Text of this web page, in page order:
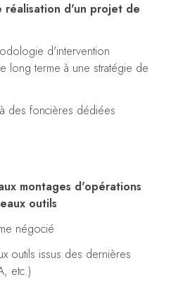
réalisation d'un projet de
d'intervention
long terme à une stratégie de
foncières dédiées
montages d'opérations
outils
négocié
issus des dernières
etc.)